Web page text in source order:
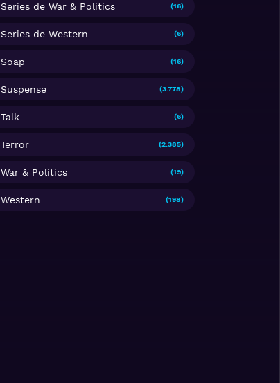
Series de War & Politics (16)
Series de Western (6)
Soap (16)
Suspense (3.778)
Talk (6)
Terror (2.385)
War & Politics (19)
Western (198)